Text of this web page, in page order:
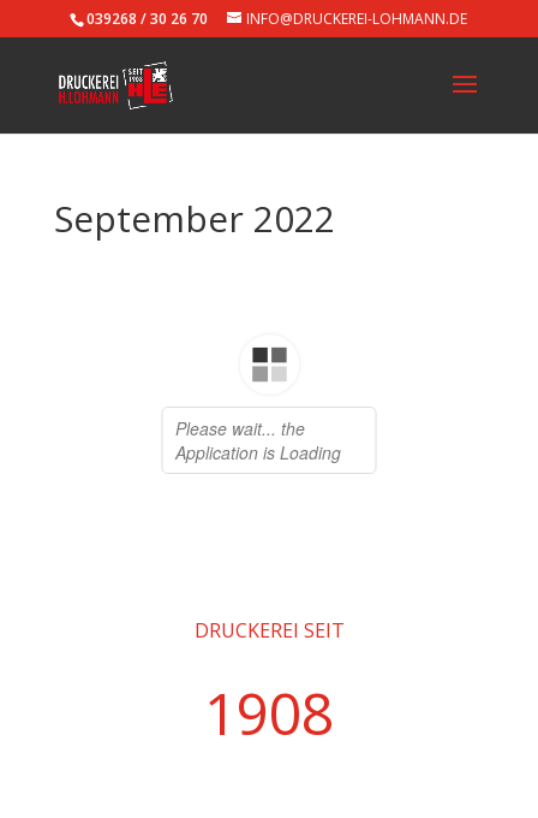
039268 / 30 26 70 INFO@DRUCKEREI-LOHMANN.DE
September 2022
DRUCKEREI SEIT
1908